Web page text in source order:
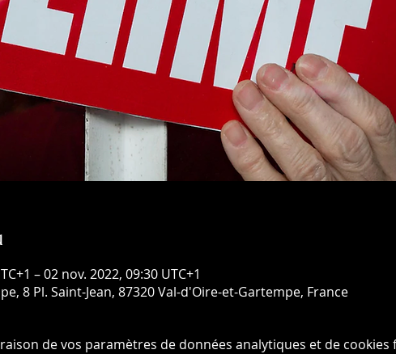
– 02 nov. 2022, 09:30 UTC+1
8 Pl. Saint-Jean, 87320 Val-d'Oire-et-Gartempe, France
de vos paramètres de données analytiques et de cookies